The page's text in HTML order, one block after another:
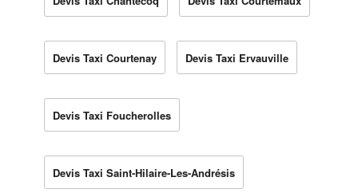
Devis Taxi Courtenay Devis Taxi Ervauville
Devis Taxi Foucherolles
Devis Taxi Saint-Hilaire-Les-Andrésis